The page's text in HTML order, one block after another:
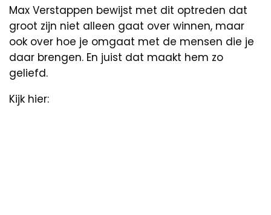
Max Verstappen bewijst met dit optreden dat
groot zijn niet alleen gaat over winnen, maar
ook over hoe je omgaat met de mensen die je
daar brengen. En juist dat maakt hem zo
geliefd.
Kijk hier: